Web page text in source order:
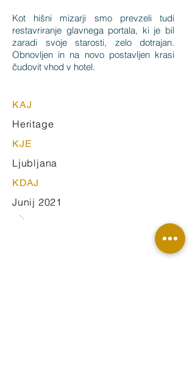
Kot hišni mizarji smo prevzeli tudi
restavriranje glavnega portala, ki je bil
zaradi svoje starosti, zelo dotrajan.
Obnovljen in na novo postavljen krasi
čudovit vhod v hotel.
KAJ
Heritage
KJE
Ljubljana
KDAJ
Junij 2021